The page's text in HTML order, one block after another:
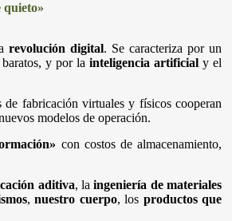
quieto»
revolución digital. Se caracteriza por un
baratos, y por lainteligencia artificial y el
fabricación virtuales y físicos cooperan
modelos de operación.
con costos de almacenamiento,
aditiva, laingeniería de materiales
,nuestro cuerpo, los productos que